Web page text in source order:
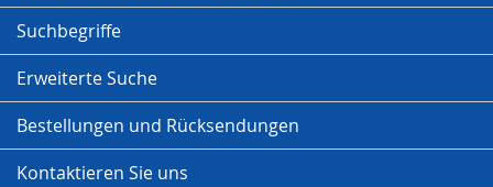
Suchbegriffe
Erweiterte Suche
Bestellungen und Rücksendungen
Kontaktieren Sie uns